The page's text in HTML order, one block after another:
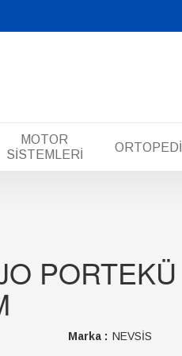
MOTOR
SİSTEMLERİ
ORTOPEDİ
PORTEKÜ
Marka : NEVSİS